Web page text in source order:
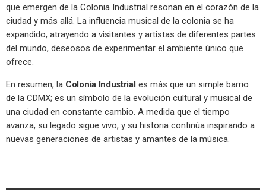
que emergen de la Colonia Industrial resonan en el corazón de la
ciudad y más allá. La influencia musical de la colonia se ha
expandido, atrayendo a visitantes y artistas de diferentes partes
del mundo, deseosos de experimentar el ambiente único que
ofrece.
En resumen, la Colonia Industrial es más que un simple barrio
de la CDMX; es un símbolo de la evolución cultural y musical de
una ciudad en constante cambio. A medida que el tiempo
avanza, su legado sigue vivo, y su historia continúa inspirando a
nuevas generaciones de artistas y amantes de la música.